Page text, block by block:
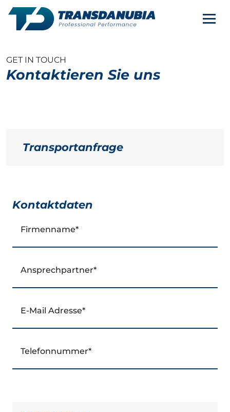
SERVICES
GET IN TOUCH
Kontaktieren Sie uns
Transportanfrage
Kontaktdaten
Firmenname*
Ansprechpartner*
E-Mail Adresse*
Telefonnummer*